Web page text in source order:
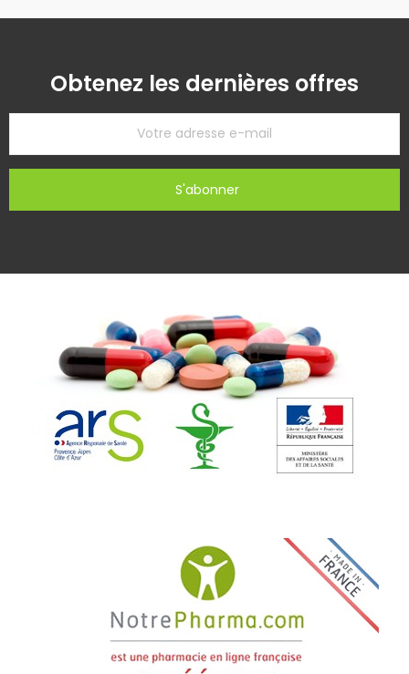
Obtenez les dernières offres
S'abonner